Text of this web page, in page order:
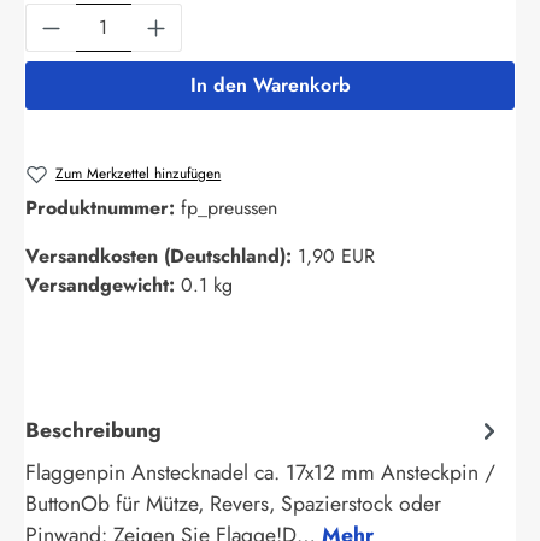
Produkt Anzahl: Gib den gewünschten
In den Warenkorb
Zum Merkzettel hinzufügen
Produktnummer: fp_preussen
Versandkosten (Deutschland): 1,90 EUR
Versandgewicht: 0.1 kg
Beschreibung
Flaggenpin Anstecknadel ca. 17x12 mm Ansteckpin /
ButtonOb für Mütze, Revers, Spazierstock oder